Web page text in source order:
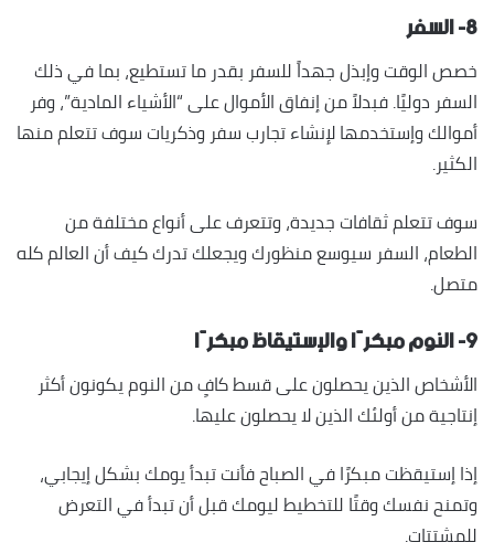
٨- السفر
خصص الوقت وإبذل جهداً للسفر بقدر ما تستطيع، بما في ذلك
السفر دوليًا. فبدلاً من إنفاق الأموال على “الأشياء المادية”، وفر
أموالك وإستخدمها لإنشاء تجارب سفر وذكريات سوف تتعلم منها
الكثير.
سوف تتعلم ثقافات جديدة، وتتعرف على أنواع مختلفة من
الطعام، السفر سيوسع منظورك ويجعلك تدرك كيف أن العالم كله
متصل.
٩- النوم مبكرًا والإستيقاظ مبكرًا
الأشخاص الذين يحصلون على قسط كافٍ من النوم يكونون أكثر
إنتاجية من أولئك الذين لا يحصلون عليها.
إذا إستيقظت مبكرًا في الصباح فأنت تبدأ يومك بشكل إيجابي،
وتمنح نفسك وقتًا للتخطيط ليومك قبل أن تبدأ في التعرض
للمشتتات.